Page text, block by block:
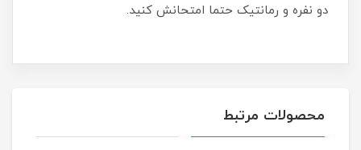
دو نفره و رمانتیک حتما امتحانش کنید.
محصولات مرتبط